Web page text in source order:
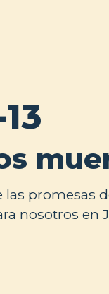
las
nosotros en